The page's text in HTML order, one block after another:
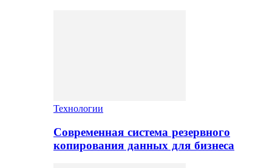
Технологии
Современная система резервного
копирования данных для бизнеса